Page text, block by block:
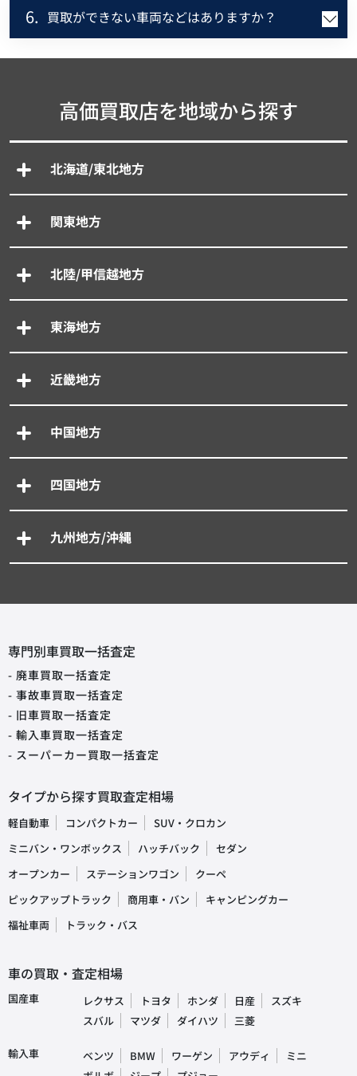
6. 買取ができない車両などはありますか？
高価買取店を地域から探す
北海道/東北地方
関東地方
北陸/甲信越地方
東海地方
近畿地方
中国地方
四国地方
九州地方/沖縄
専門別車買取一括査定
- 廃車買取一括査定
- 事故車買取一括査定
- 旧車買取一括査定
- 輸入車買取一括査定
- スーパーカー買取一括査定
タイプから探す買取査定相場
軽自動車 コンパクトカー
SUV・クロカン
ミニバン・ワンボックス
ハッチバック
セダン
オープンカー
ステーションワゴン
クーペ
ピックアップトラック
商用車・バン
キャンピングカー
福祉車両
トラック・バス
車の買取・査定相場
国産車 レクサス トヨタ ホンダ 日産
スズキ
スバル
マツダ ダイハツ 三菱
輸入車 ベンツ BMW ワーゲン アウディ
ミニ